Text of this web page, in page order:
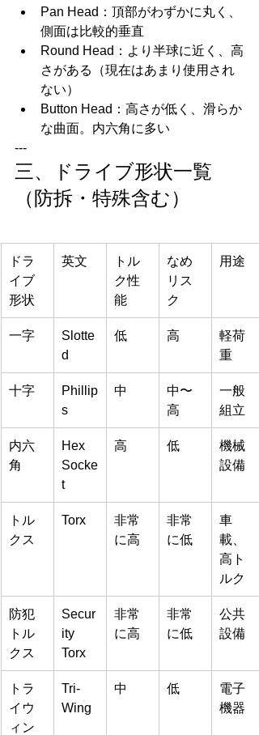
Pan Head：頂部がわずかに丸く、
側面は比較的垂直
Round Head：より半球に近く、高
さがある（現在はあまり使用され
ない）
Button Head：高さが低く、滑らか
な曲面。内六角に多い
---
三、ドライブ形状一覧
（防拆・特殊含む）
ドラ
イブ
形状
英文
トル
ク性
能
なめ
リス
ク
用途
一字
Slotte
d
低 高
軽荷
重
十字
Phillip
s
中
中〜
高
一般
組立
内六
角
Hex
Socke
t
高 低
機械
設備
トル
クス
Torx
非常
に高
非常
に低
車
載、
高ト
ルク
防犯
トル
クス
Secur
ity
Torx
非常
に高
非常
に低
公共
設備
トラ
イウ
ィン
Tri-
Wing
中 低
電子
機器